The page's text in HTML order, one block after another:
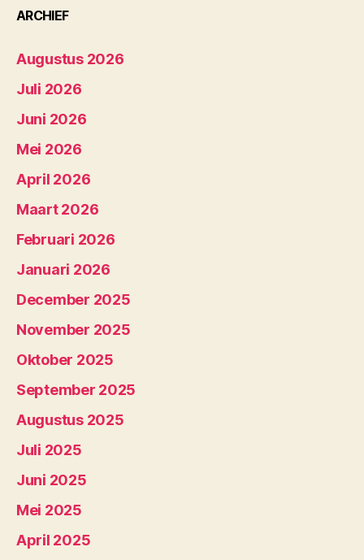
ARCHIEF
Augustus 2026
Juli 2026
Juni 2026
Mei 2026
April 2026
Maart 2026
Februari 2026
Januari 2026
December 2025
November 2025
Oktober 2025
September 2025
Augustus 2025
Juli 2025
Juni 2025
Mei 2025
April 2025